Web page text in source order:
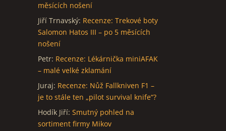
měsících nošení
Jiří Trnavský: Recenze: Trekové boty
Salomon Hatos III – po 5 měsících
nošení
Petr: Recenze: Lékárnička miniAFAK
– malé velké zklamání
Juraj: Recenze: Nůž Fallkniven F1 –
je to stále ten „pilot survival knife“?
Hodík Jiří: Smutný pohled na
sortiment firmy Mikov